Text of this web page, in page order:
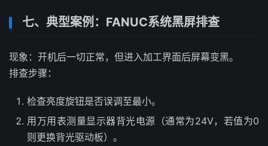
七、典型案例：FANUC系统黑屏排查
现象：开机后一切正常，但进入加工界面后屏幕变黑。
排查步骤：
检查亮度旋钮是否误调至最小。
用万用表测量显示器背光电源（通常为24V，若值为0
则更换背光驱动板）。